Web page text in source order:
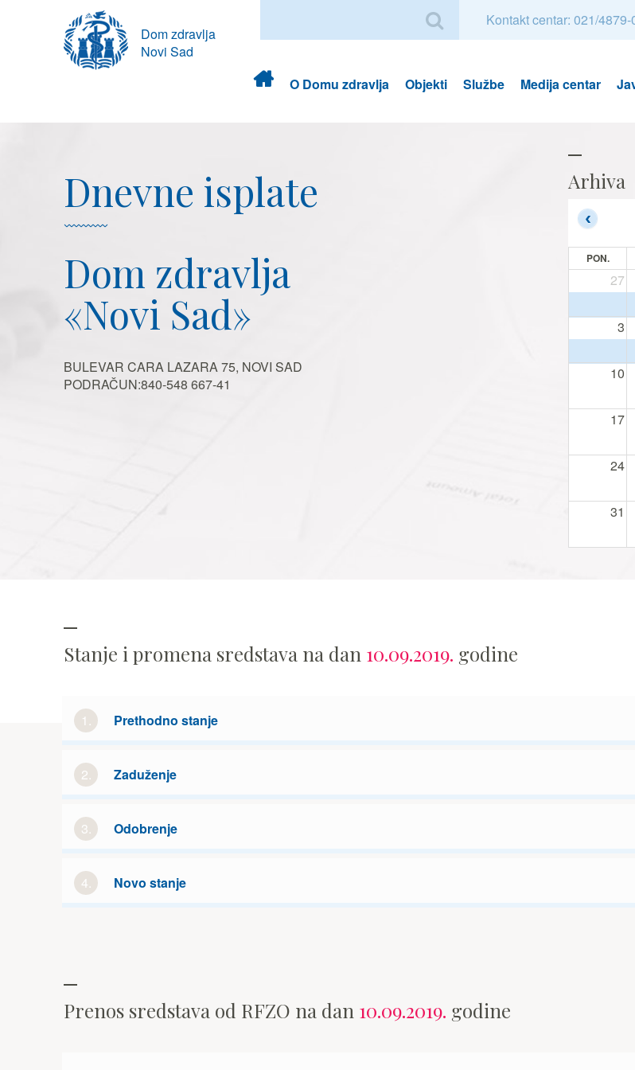
Dom zdravlja
Novi Sad
Kontakt centar: 021/4879-
Dom
zdravlja
O Domu zdravlja Objekti Službe Medija centar
Dnevne isplate
Dom zdravlja
«Novi Sad»
BULEVAR CARA LAZARA 75, NOVI SAD
PODRAČUN:840-548 667-41
Arhiva
PON.
27
3
10
17
24
31
Stanje i promena sredstava na dan 10.09.2019. godine
1. Prethodno stanje
2. Zaduženje
3. Odobrenje
4. Novo stanje
Prenos sredstava od RFZO na dan 10.09.2019. godine